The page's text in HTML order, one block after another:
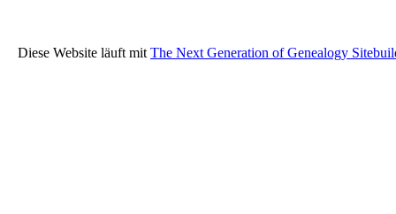
Diese Website läuft mit The Next Generation of Genealogy